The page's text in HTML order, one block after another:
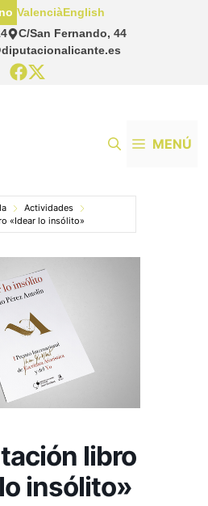
C/San Fernando, 44
ValenciàEnglish
MENÚ
Actividades
«Idear lo insólito»
libro
insólito»